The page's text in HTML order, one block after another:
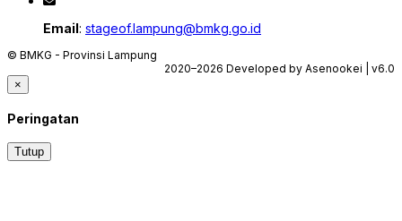
Email: stageof.lampung@bmkg.go.id
© BMKG - Provinsi Lampung
2020–2026 Developed by Asenookei | v6.0
×
Peringatan
Tutup